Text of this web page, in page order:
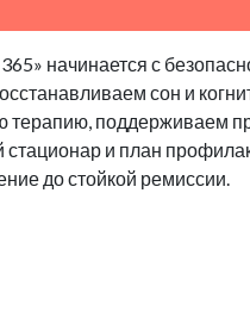
начинается с
сон и
поддерживаем
и план
до стойкой ремиссии.